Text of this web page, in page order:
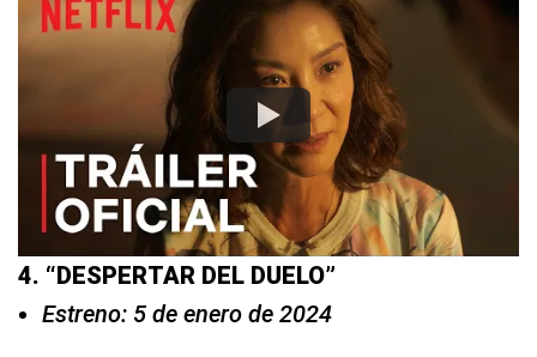
4. “DESPERTAR DEL DUELO”
Estreno: 5 de enero de 2024